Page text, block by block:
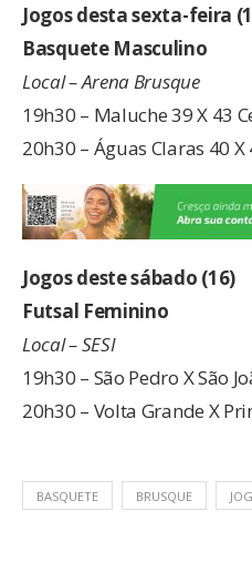
Jogos desta sexta-feira
Basquete Masculino
Local – Arena Brusque
19h30 – Maluche 39 X 43
20h30 – Águas Claras 40 X
Jogos deste sábado (16)
Futsal Feminino
Local – SESI
19h30 – São Pedro X São
20h30 – Volta Grande X
BASQUETE BRUSQUE